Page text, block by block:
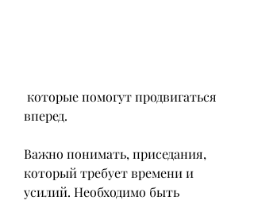
вперед.
Важно понимать, приседания,
который требует времени и
усилий. Необходимо быть